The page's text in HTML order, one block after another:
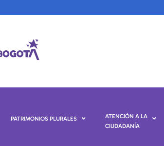
PATRIMONIOS PLURALES
ATENCIÓN A LA
CIUDADANÍA